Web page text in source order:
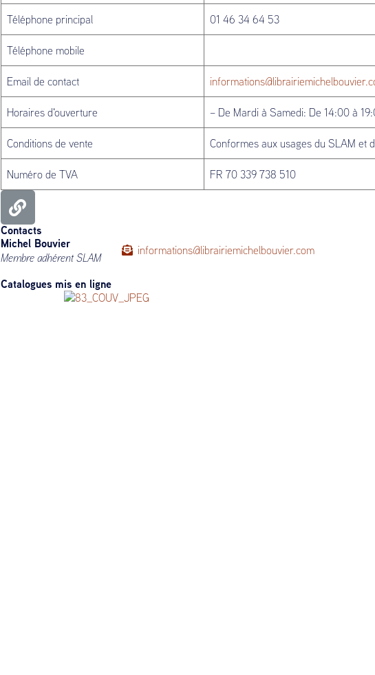
Téléphone principal 01 46 34 64 53
Téléphone mobile
Email de contact
Horaires d'ouverture – De Mardi à Samedi: De 14:00 à
Conditions de vente Conformes aux usages du SLAM et
Numéro de TVA FR 70 339 738 510
Contacts
Michel Bouvier
Membre adhérent SLAM
informations@librairiemichelbouvier.com
Catalogues mis en ligne